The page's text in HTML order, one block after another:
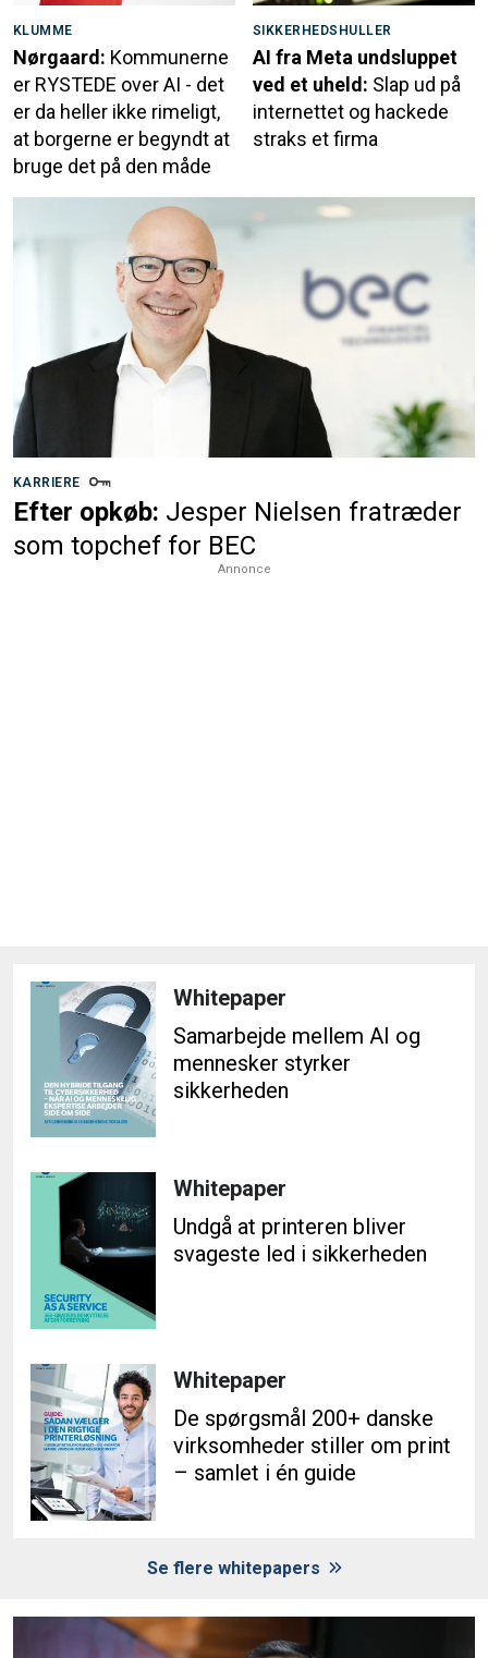
KLUMME
Nørgaard: Kommunerne
er RYSTEDE over AI - det
er da heller ikke rimeligt,
at borgerne er begyndt at
bruge det på den måde
SIKKERHEDSHULLER
AI fra Meta undsluppet
ved et uheld: Slap ud på
internettet og hackede
straks et firma
KARRIERE
Efter opkøb: Jesper Nielsen fratræder
som topchef for BEC
Annonce
Whitepaper
Samarbejde mellem AI og
mennesker styrker
sikkerheden
Whitepaper
Undgå at printeren bliver
svageste led i sikkerheden
Whitepaper
De spørgsmål 200+ danske
virksomheder stiller om print
– samlet i én guide
Se flere whitepapers